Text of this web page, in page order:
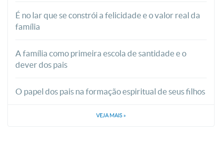
É no lar que se constrói a felicidade e o valor real da
família
A família como primeira escola de santidade e o
dever dos pais
O papel dos pais na formação espiritual de seus filhos
VEJA MAIS »